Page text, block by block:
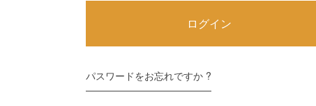
パスワードをお忘れですか ?